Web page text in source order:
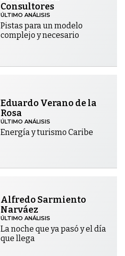
Consultores
ÚLTIMO ANÁLISIS
Pistas para un modelo
complejo y necesario
Eduardo Verano de la
Rosa
ÚLTIMO ANÁLISIS
Energía y turismo Caribe
Alfredo Sarmiento
Narváez
ÚLTIMO ANÁLISIS
La noche que ya pasó y el día
que llega